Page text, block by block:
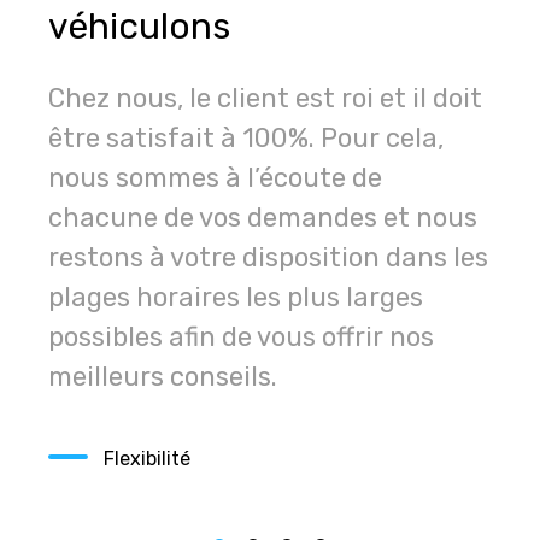
véhiculons
Chez nous, le client est roi et il doit
être satisfait à 100%. Pour cela,
nous sommes à l’écoute de
chacune de vos demandes et nous
restons à votre disposition dans les
plages horaires les plus larges
possibles afin de vous offrir nos
meilleurs conseils.
Flexibilité